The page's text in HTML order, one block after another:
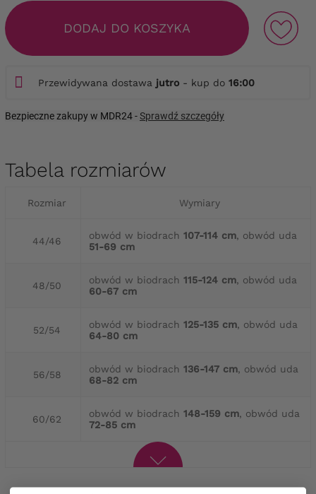
DODAJ DO KOSZYKA
Przewidywana dostawa jutro - kup do 16:00
Bezpieczne zakupy w MDR24 -Sprawdź szczegóły
Tabela rozmiarów
Rozmiar Wymiary
44/46 obwód w biodrach 107-114 cm, obwód uda
51-69 cm
48/50 obwód w biodrach 115-124 cm, obwód uda
60-67 cm
52/54 obwód w biodrach 125-135 cm, obwód uda
64-80 cm
56/58 obwód w biodrach 136-147 cm, obwód uda
68-82 cm
60/62 obwód w biodrach 148-159 cm, obwód uda
72-85 cm